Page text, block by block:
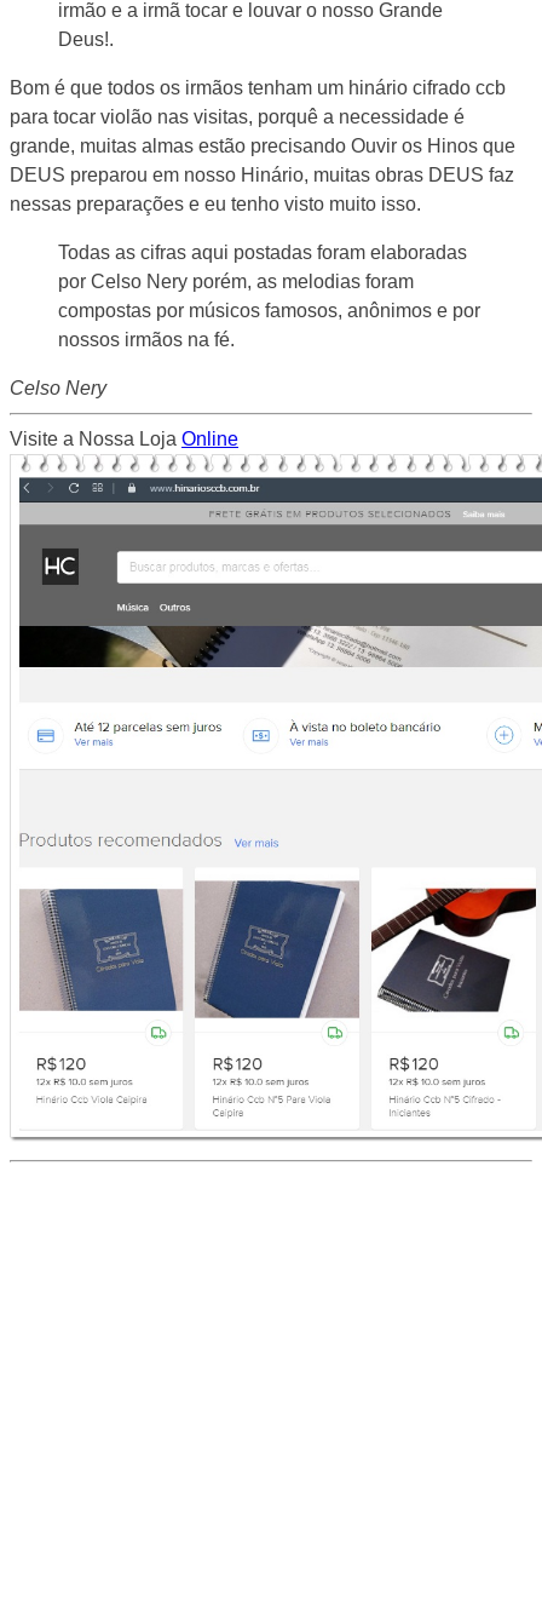
irmão e a irmã tocar e louvar o nosso Grande
Deus!.
Bom é que todos os irmãos tenham um hinário cifrado ccb
para tocar violão nas visitas, porquê a necessidade é
grande, muitas almas estão precisando Ouvir os Hinos que
DEUS preparou em nosso Hinário, muitas obras DEUS faz
nessas preparações e eu tenho visto muito isso.
Todas as cifras aqui postadas foram elaboradas
por Celso Nery porém, as melodias foram
compostas por músicos famosos, anônimos e por
nossos irmãos na fé.
Celso Nery
Visite a Nossa Loja Online